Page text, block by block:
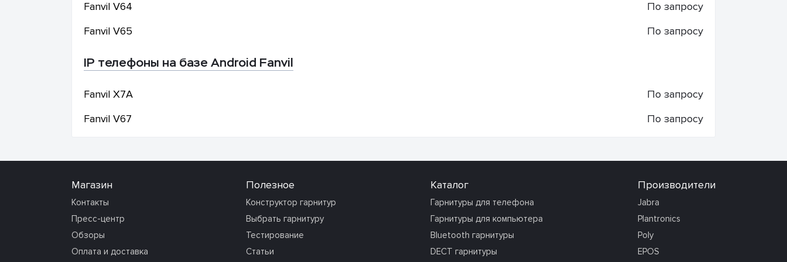
Fanvil V64
По запросу
Fanvil V65 По запросу
IP телефоны на базе Android Fanvil
Fanvil X7A
По запросу
Fanvil V67 По запросу
Магазин
Контакты
Пресс-центр
Обзоры
Оплата и доставка
Полезное
Конструктор гарнитур
Выбрать гарнитуру
Тестирование
Статьи
Каталог
Гарнитуры для телефона
Гарнитуры для компьютера
Bluetooth гарнитуры
DECT гарнитуры
Производители
Jabra
Plantronics
Poly
EPOS